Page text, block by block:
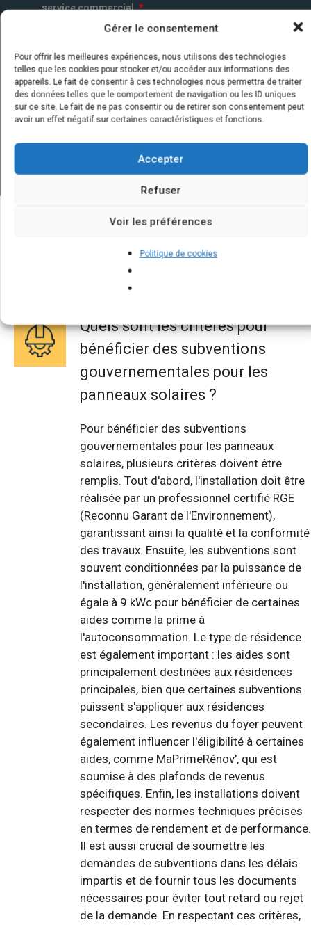
Gérer le consentement
Pour offrir les meilleures expériences, nous utilisons des technologies
telles que les cookies pour stocker et/ou accéder aux informations des
appareils. Le fait de consentir à ces technologies nous permettra de traiter
des données telles que le comportement de navigation ou les ID uniques
sur ce site. Le fait de ne pas consentir ou de retirer son consentement peut
avoir un effet négatif sur certaines caractéristiques et fonctions.
Accepter
Refuser
Voir les préférences
Politique de cookies
service commercial.*
Quelques infos sur nos centrales
solaires : questions et réponses
Quels sont les critères pour
bénéficier des subventions
gouvernementales pour les
panneaux solaires ?
Pour bénéficier des subventions
gouvernementales pour les panneaux
solaires, plusieurs critères doivent être
remplis. Tout d'abord, l'installation doit être
réalisée par un professionnel certifié RGE
(Reconnu Garant de l'Environnement),
garantissant ainsi la qualité et la conformité
des travaux. Ensuite, les subventions sont
souvent conditionnées par la puissance de
l'installation, généralement inférieure ou
égale à 9 kWc pour bénéficier de certaines
aides comme la prime à
l'autoconsommation. Le type de résidence
est également important : les aides sont
principalement destinées aux résidences
principales, bien que certaines subventions
puissent s'appliquer aux résidences
secondaires. Les revenus du foyer peuvent
également influencer l'éligibilité à certaines
aides, comme MaPrimeRénov', qui est
soumise à des plafonds de revenus
spécifiques. Enfin, les installations doivent
respecter des normes techniques précises
en termes de rendement et de performance.
Il est aussi crucial de soumettre les
demandes de subventions dans les délais
impartis et de fournir tous les documents
nécessaires pour éviter tout retard ou rejet
de la demande. En respectant ces critères,